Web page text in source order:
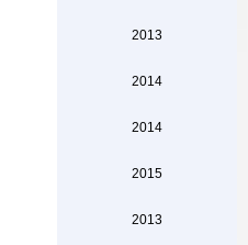
2013
2014
2014
2015
2013